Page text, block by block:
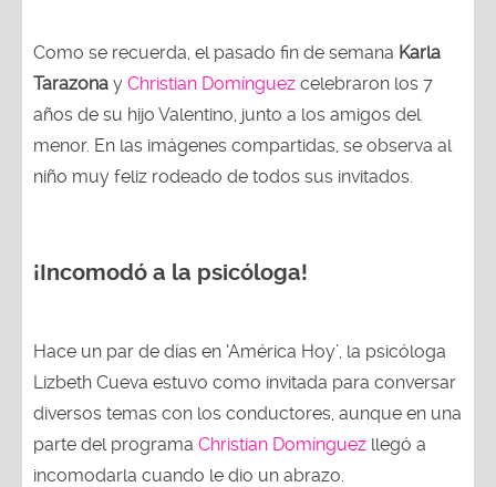
Como se recuerda, el pasado fin de semana Karla
Tarazona y Christian Domínguez celebraron los 7
años de su hijo Valentino, junto a los amigos del
menor. En las imágenes compartidas, se observa al
niño muy feliz rodeado de todos sus invitados.
¡Incomodó a la psicóloga!
Hace un par de días en ‘América Hoy’, la psicóloga
Lizbeth Cueva estuvo como invitada para conversar
diversos temas con los conductores, aunque en una
parte del programa Christian Domínguez llegó a
incomodarla cuando le dio un abrazo.